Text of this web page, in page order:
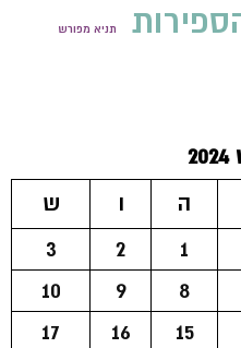
תניא מפורש
ה ו
ש
1
2
3
8
9
10
15
16
17